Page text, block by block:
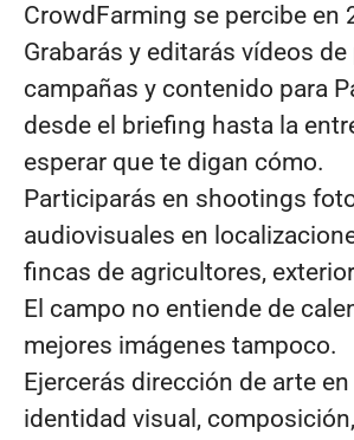
CrowdFarming se percibe en
Grabarás y editarás vídeos
campañas y contenido para
desde el briefing hasta la
esperar que te digan cómo.
Participarás en shootings
audiovisuales en
fincas de agricultores,
El campo no entiende de
mejores imágenes tampoco.
Ejercerás dirección de arte
identidad visual,